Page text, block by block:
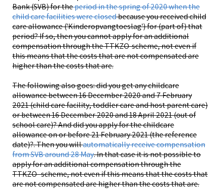
Bank (SVB) for theperiod in the spring of 2020 when the
child care facilities were closedbecause you received child
care allowance ('Kinderopvangtoeslag') for (part of) that
period? If so, then you cannot apply for an additional
compensation through the TTKZO-scheme, not even if
this means that the costs that are not compensated are
higher than the costs that are.
The following also goes: did you get any childcare
allowance between 16 December 2020 and 7 February
2021 (child care facility, toddler care and host parent care)
or between 16 December 2020 and 18 April 2021 (out of
school care)? And did you apply for the childcare
allowance on or before 21 February 2021 (the reference
date)?. Then you willautomatically receive compensation
from SVB around 28 May. In that case it is not possible to
apply for an additional compensation through the
TTKZO- scheme, not even if this means that the costs that
are not compensated are higher than the costs that are.